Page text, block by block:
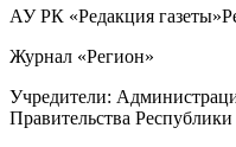
АУ РК «Редакция
Журнал «Регион»
Учредители:
Правительства